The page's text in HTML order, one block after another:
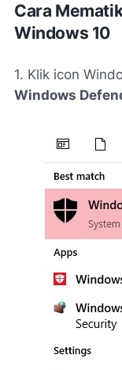
Cara
Windows 10
1. Klik icon
Windows